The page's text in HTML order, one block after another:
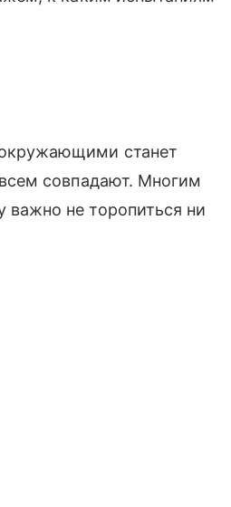
станет
совпадают. Многим
не торопиться ни